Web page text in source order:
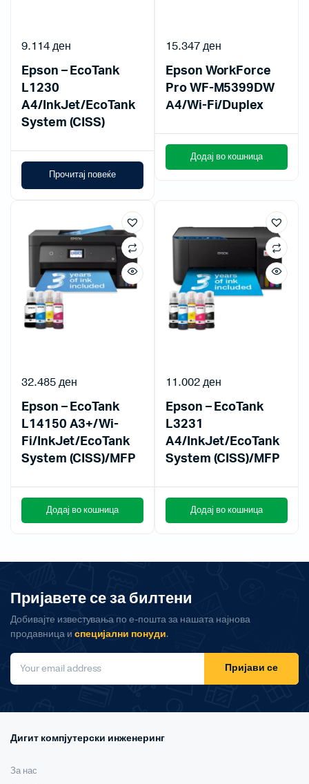
Epson – EcoTank
L1230
A4/InkJet/EcoTank
System (CISS)
9.114ден
Прочитај повеќе
Epson WorkForce
Pro WF-M5399DW
А4/Wi-Fi/Duplex
15.347ден
Додај во кошница
Epson – EcoTank
L14150 A3+/Wi-
Fi/InkJet/EcoTank
System (CISS)/MFP
32.485ден
Додај во кошница
Epson – EcoTank
L3231
A4/InkJet/EcoTank
System (CISS)/MFP
11.002ден
Додај во кошница
Пријавете се за билтени
Добивајте известувања по е-пошта за нашата најнова
продавница и специјални понуди.
Пријави се
Дигит компјутерски инженеринг
За нас